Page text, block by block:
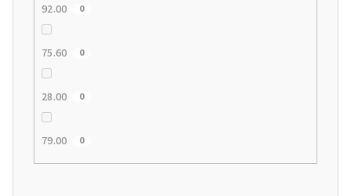
92.00 0
75.60 0
28.00 0
79.00 0